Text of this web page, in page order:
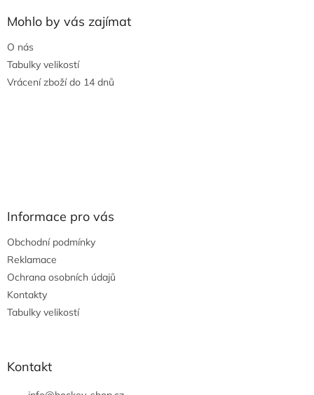
Mohlo by vás zajímat
O nás
Tabulky velikostí
Vrácení zboží do 14 dnů
Informace pro vás
Obchodní podmínky
Reklamace
Ochrana osobních údajů
Kontakty
Tabulky velikostí
Kontakt